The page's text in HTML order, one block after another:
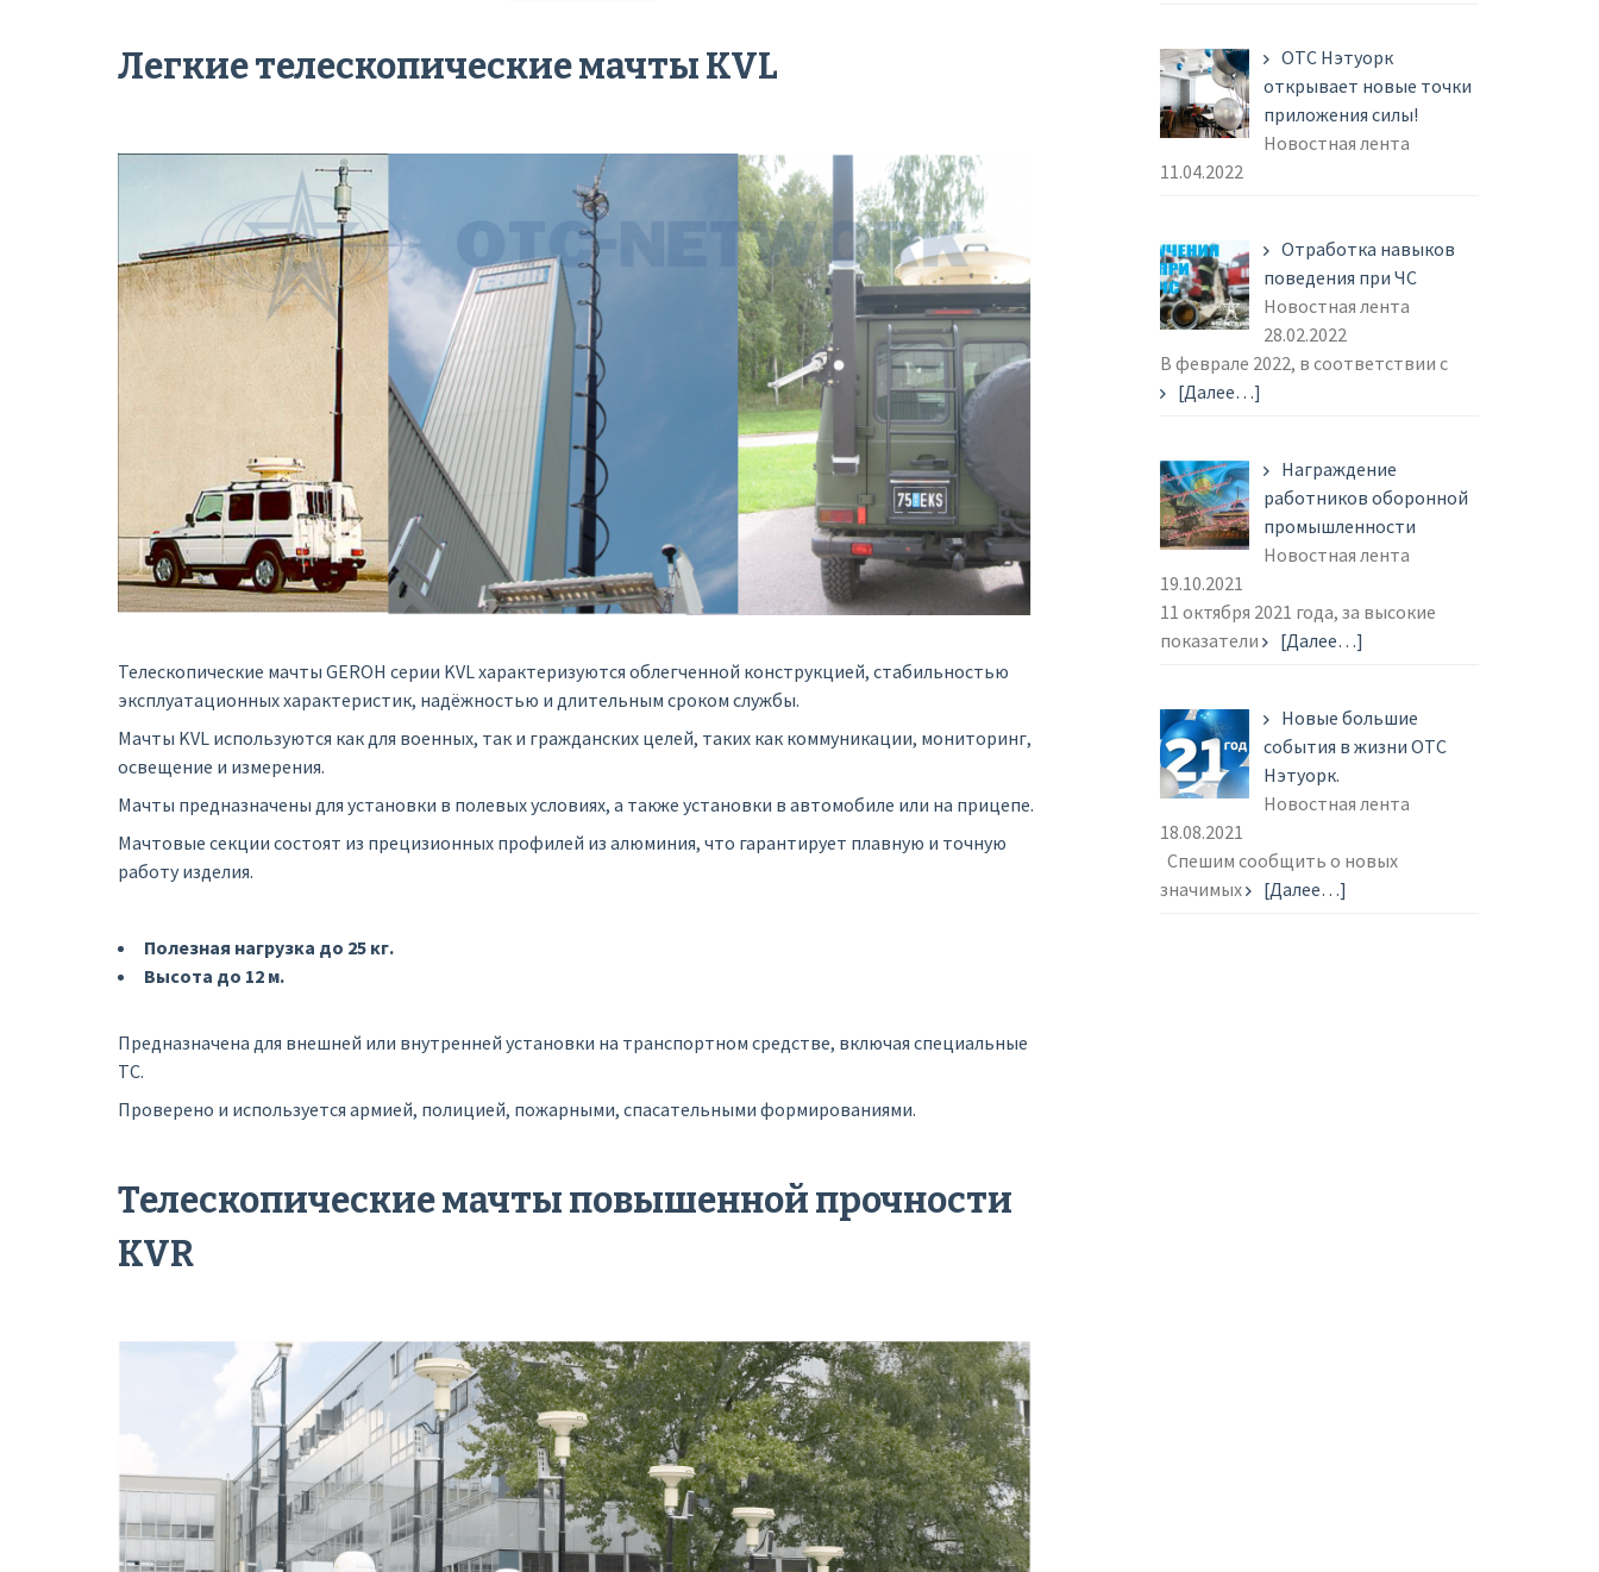
Легкие телескопические мачты KVL
Телескопические мачты GEROH серии KVL характеризуются облегченной конструкцией, стабильностью
эксплуатационных характеристик, надёжностью и длительным сроком службы.
Мачты KVL используются как для военных, так и гражданских целей, таких как коммуникации, мониторинг,
освещение и измерения.
Мачты предназначены для установки в полевых условиях, а также установки в автомобиле или на прицепе.
Мачтовые секции состоят из прецизионных профилей из алюминия, что гарантирует плавную и точную
работу изделия.
Полезная нагрузка до 25 кг.
Высота до 12 м.
Предназначена для внешней или внутренней установки на транспортном средстве, включая специальные
ТС.
Проверено и используется армией, полицией, пожарными, спасательными формированиями.
Телескопические мачты повышенной прочности
KVR
ОТС Нэтуорк
открывает новые точки
приложения силы!
Новостная лента
11.04.2022
Отработка навыков
поведения при ЧС
Новостная лента
28.02.2022
В феврале 2022, в соответствии с
[Далее…]
Награждение
работников оборонной
промышленности
Новостная лента
19.10.2021
11 октября 2021 года, за высокие
показатели
[Далее…]
Новые большие
события в жизни ОТС
Нэтуорк.
Новостная лента
18.08.2021
Спешим сообщить о новых
значимых
[Далее…]